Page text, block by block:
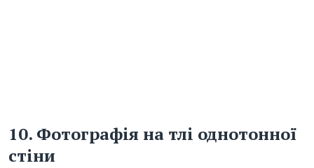
10. Фотографія на тлі однотонної
стіни